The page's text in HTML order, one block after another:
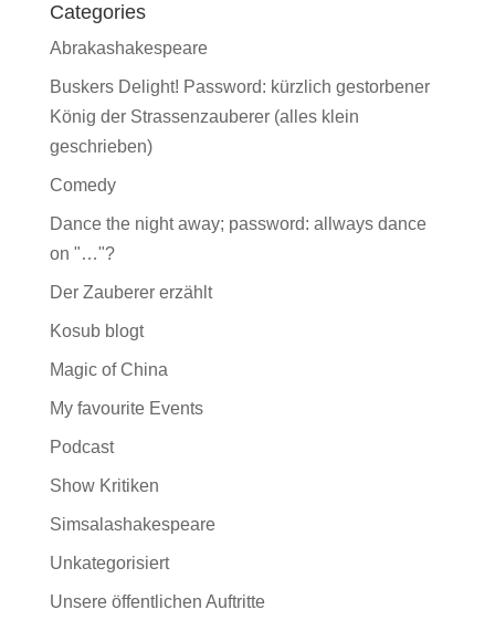
Categories
Abrakashakespeare
Buskers Delight! Password: kürzlich gestorbener
König der Strassenzauberer (alles klein
geschrieben)
Comedy
Dance the night away; password: allways dance
on "…"?
Der Zauberer erzählt
Kosub blogt
Magic of China
My favourite Events
Podcast
Show Kritiken
Simsalashakespeare
Unkategorisiert
Unsere öffentlichen Auftritte